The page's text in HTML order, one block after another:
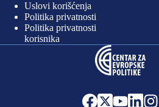
Uslovi korišćenja
Politika privatnosti
Politika privatnosti
korisnika